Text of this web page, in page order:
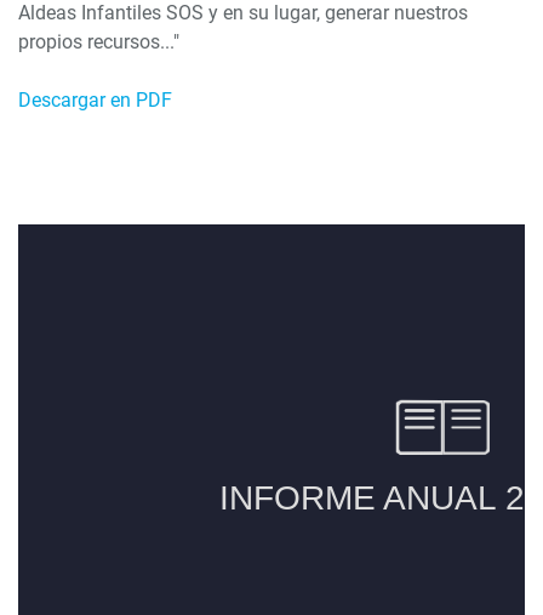
Aldeas Infantiles SOS y en su lugar, generar nuestros
propios recursos..."
Descargar en PDF